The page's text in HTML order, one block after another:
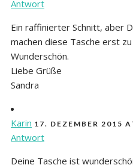
Antwort
Ein raffinierter Schnitt, aber
machen diese Tasche erst
Wunderschön.
Liebe Grüße
Sandra
Karin 17. DEZEMBER 2015
Antwort
Deine Tasche ist